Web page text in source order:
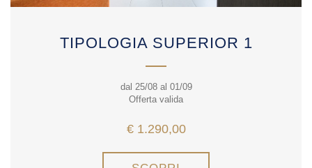
TIPOLOGIA SUPERIOR 1
dal 25/08 al 01/09
Offerta valida
€ 1.290,00